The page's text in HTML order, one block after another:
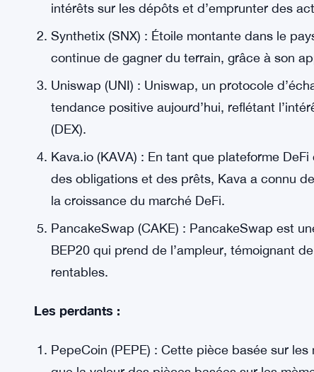
intérêts sur les dépôts et d’emprunter des
Synthetix (SNX) : Étoile montante dans le
continue de gagner du terrain, grâce à son
Uniswap (UNI) : Uniswap, un protocole
tendance positive aujourd’hui, reflétant
(DEX).
Kava.io (KAVA) : En tant que plateforme
des obligations et des prêts, Kava a connu
la croissance du marché DeFi.
PancakeSwap (CAKE) : PancakeSwap est
BEP20 qui prend de l’ampleur, témoignant
rentables.
Les perdants :
PepeCoin (PEPE) : Cette pièce basée sur